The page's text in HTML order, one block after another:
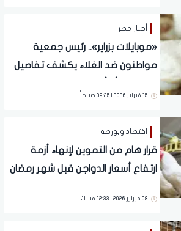
أخبار مصر
«موبايلات بزراير».. رئيس جمعية
مواطنون ضد الغلاء يكشف تفاصيل
15 فبراير 2026 | 09:25 صباحاً
اقتصاد وبورصة
قرار هام من التموين لإنهاء أزمة
ارتفاع أسعار الدواجن قبل شهر رمضان
08 فبراير 2026 | 12:33 مساءً